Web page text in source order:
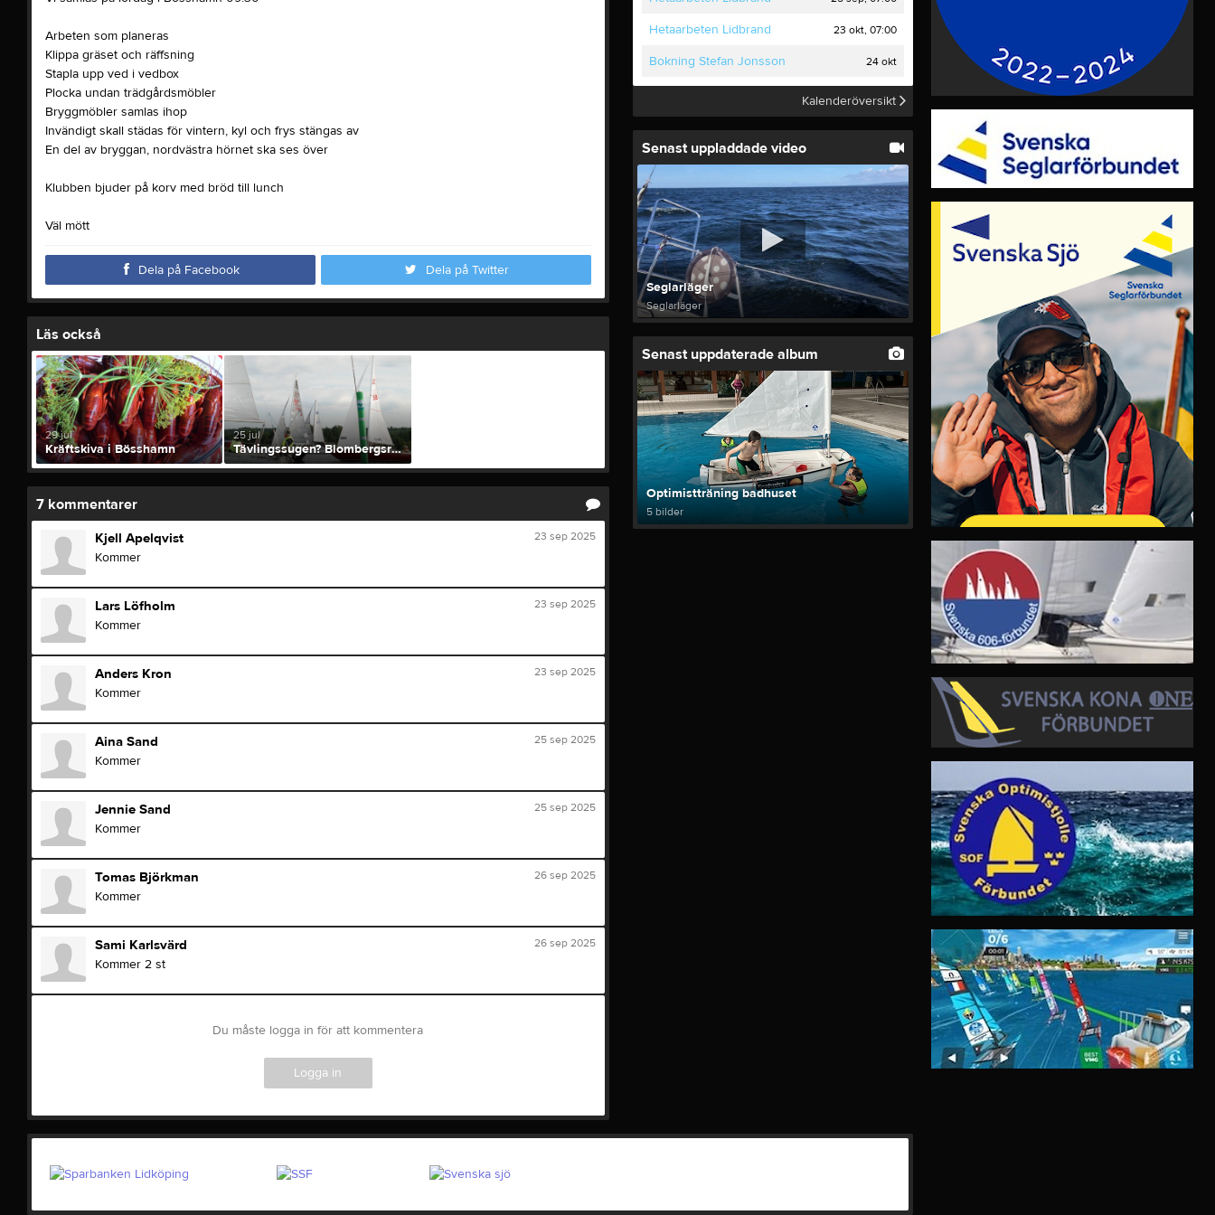
Länkar
Dokument
Historik
Arbeten som planeras
Klippa gräset och räffsning
Stapla upp ved i vedbox
Plocka undan trädgårdsmöbler
Bryggmöbler samlas ihop
Invändigt skall städas för vintern, kyl och frys stängas av
En del av bryggan, nordvästra hörnet ska ses över
Klubben bjuder på korv med bröd till lunch
Väl mött
Dela på Facebook Dela på Twitter
Läs också
29 jul
Kräftskiva i Bösshamn
25 jul
Tävlingssugen? Blombergsregattan 1a augusti
7kommentarer
23 sep 2025
Kjell Apelqvist
Kommer
23 sep 2025
Lars Löfholm
Kommer
23 sep 2025
Anders Kron
Kommer
25 sep 2025
Aina Sand
Kommer
25 sep 2025
Jennie Sand
Kommer
26 sep 2025
Tomas Björkman
Kommer
26 sep 2025
Sami Karlsvärd
Kommer 2 st
Du måste logga in för att kommentera
Logga in
Hetaarbeten Lidbrand 23 okt, 07:00
Bokning Stefan Jonsson 24 okt
Kalenderöversikt
Senast uppladdade video
Seglarläger
Seglarläger
Senast uppdaterade album
Optimistträning badhuset
5 bilder